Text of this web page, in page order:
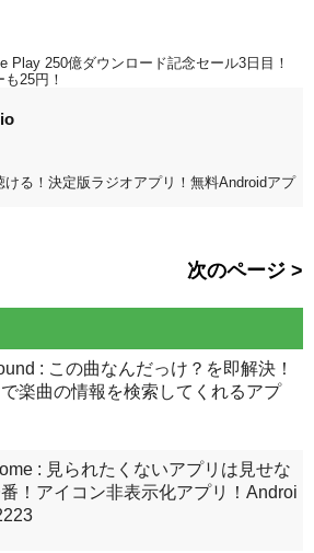
Play 250億ダウンロード記念セール3日目！
25円！
ける！決定版ラジオアプリ！無料Androidアプ
次のページ >
: この曲なんだっけ？を即解決！
楽曲の情報を検索してくれるアプ
: 見られたくないアプリは見せな
！アイコン非表示化アプリ！Androi